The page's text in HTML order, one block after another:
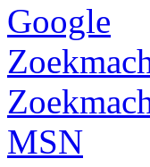
Google
MSN